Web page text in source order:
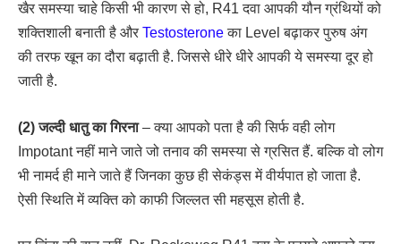
खैर समस्या चाहे किसी भी कारण से हो, R41 दवा आपकी यौन ग्रंथियों को
शक्तिशाली बनाती है और Testosteroneका Level बढ़ाकर पुरुष अंग
की तरफ खून का दौरा बढ़ाती है. जिससे धीरे धीरे आपकी ये समस्या दूर हो
जाती है.
(2) जल्दी धातु का गिरना– क्या आपको पता है की सिर्फ वही लोग
Impotant नहीं माने जाते जो तनाव की समस्या से ग्रसित हैं. बल्कि वो लोग
भी नामर्द ही माने जाते हैं जिनका कुछ ही सेकंड्स में वीर्यपात हो जाता है.
ऐसी स्थिति में व्यक्ति को काफी जिल्लत सी महसूस होती है.